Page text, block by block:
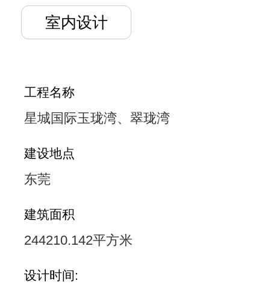
室内设计
工程名称
星城国际玉珑湾、翠珑湾
建设地点
东莞
建筑面积
244210.142平方米
设计时间: